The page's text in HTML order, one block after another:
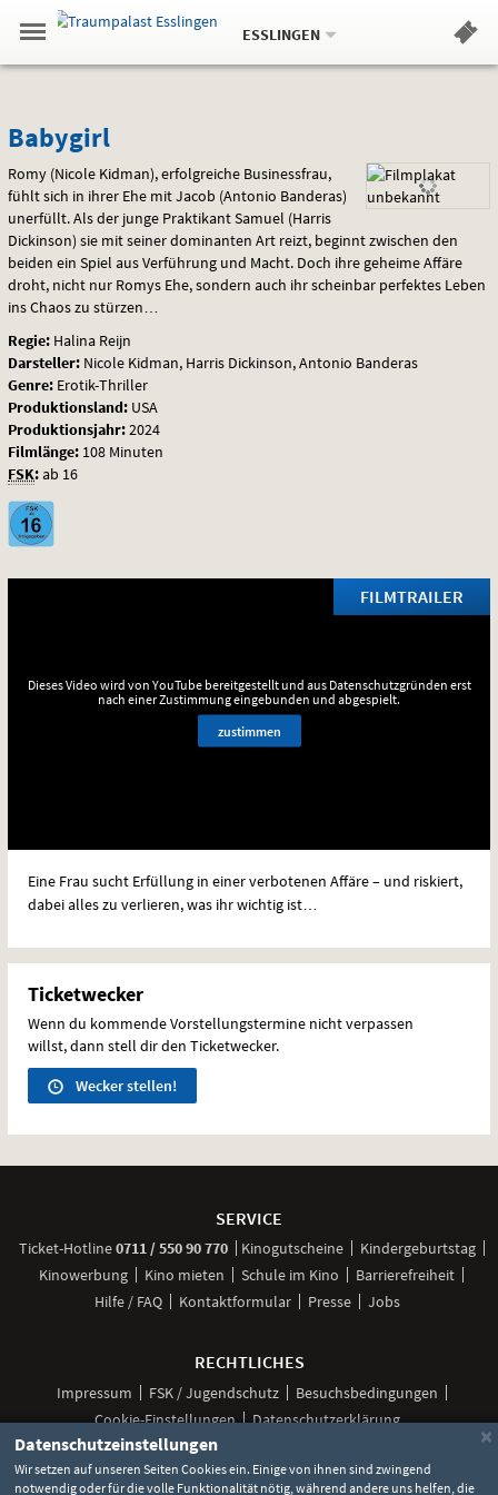
Springe
zum
,zum
.
Navigation
Gehe
zur
Standortauswahl
Standort:
ESSLINGEN.
Hinweis
Babygirl
Babygirl
Romy (Nicole Kidman), erfolgreiche Businessfrau,
fühlt sich in ihrer Ehe mit Jacob (Antonio Banderas)
unerfüllt. Als der junge Praktikant Samuel (Harris
Dickinson) sie mit seiner dominanten Art reizt, beginnt zwischen den
beiden ein Spiel aus Verführung und Macht. Doch ihre geheime Affäre
droht, nicht nur Romys Ehe, sondern auch ihr scheinbar perfektes Leben
ins Chaos zu stürzen…
Regie: Halina Reijn
Darsteller: Nicole Kidman, Harris Dickinson, Antonio Banderas
Genre: Erotik-Thriller
Produktionsland: USA
Produktionsjahr:2024
Filmlänge: 108 Minuten
FSK:ab 16
FILMTRAILER
Dieses Video wird von YouTube bereitgestellt und aus Datenschutzgründen erst
nach einer Zustimmung eingebunden und abgespielt.
zustimmen
Eine Frau sucht Erfüllung in einer verbotenen Affäre – und riskiert,
dabei alles zu verlieren, was ihr wichtig ist…
Ticketwecker
Wenn du kommende Vorstellungstermine nicht verpassen
willst, dann stell dir den Ticketwecker.
Wecker stellen!
SERVICE
Ticket-Hotline0711 / 550 90 770anrufen
Kinogutscheine
Kindergeburtstag
Kinowerbung
Kino mieten Schule im Kino
Barrierefreiheit
Hilfe / FAQ
Kontaktformular Presse Jobs
RECHTLICHES
Impressum FSK / Jugendschutz
Besuchsbedingungen
Cookie-Einstellungen
Datenschutzerklärung
×
Datenschutzeinstellungen
Wir setzen auf unseren Seiten Cookies ein. Einige von ihnen sind zwingend
notwendig oder für die volle Funktionalität nötig, während andere uns helfen, die